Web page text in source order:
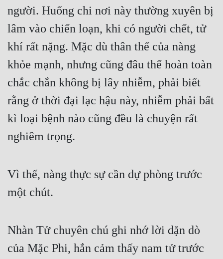
người. Huống chi nơi này thường xuyên bị
lâm vào chiến loạn, khi có người chết, tử
khí rất nặng. Mặc dù thân thể của nàng
khỏe mạnh, nhưng cũng đâu thể hoàn toàn
chắc chắn không bị lây nhiễm, phải biết
rằng ở thời đại lạc hậu này, nhiễm phải bất
kì loại bệnh nào cũng đều là chuyện rất
nghiêm trọng.
Vì thế, nàng thực sự cần dự phòng trước
một chút.
Nhàn Tử chuyên chú ghi nhớ lời dặn dò
của Mặc Phi, hắn cảm thấy nam tử trước